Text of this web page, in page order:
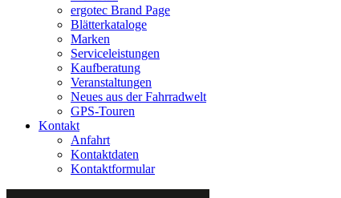
ergotec Brand Page
Blätterkataloge
Marken
Serviceleistungen
Kaufberatung
Veranstaltungen
Neues aus der Fahrradwelt
GPS-Touren
Kontakt
Anfahrt
Kontaktdaten
Kontaktformular